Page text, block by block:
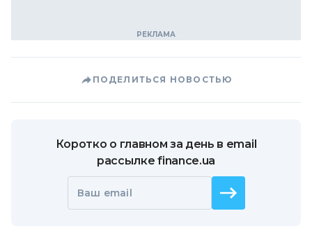
ПОДЕЛИТЬСЯ НОВОСТЬЮ
Коротко о главном за день в email
рассылке finance.ua
Ваш email